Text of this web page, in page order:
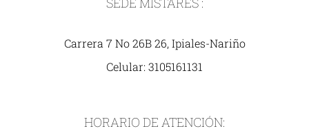
Carrera 7 No 26B 26, Ipiales-Nariño
Celular: 3105161131
HORARIO DE ATENCIÓN: